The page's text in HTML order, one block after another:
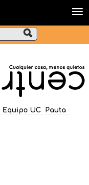
Equipo UC Pauta